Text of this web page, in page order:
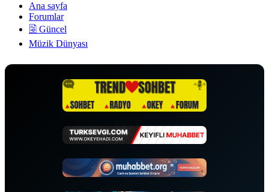
Ana sayfa
Forumlar
🗟 Güncel
Müzik Dünyası